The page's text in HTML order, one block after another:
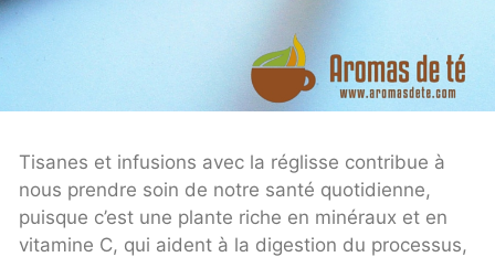
Tisanes et infusions avec la réglisse contribue à
nous prendre soin de notre santé quotidienne,
puisque c’est une plante riche en minéraux et en
vitamine C, qui aident à la digestion du processus,